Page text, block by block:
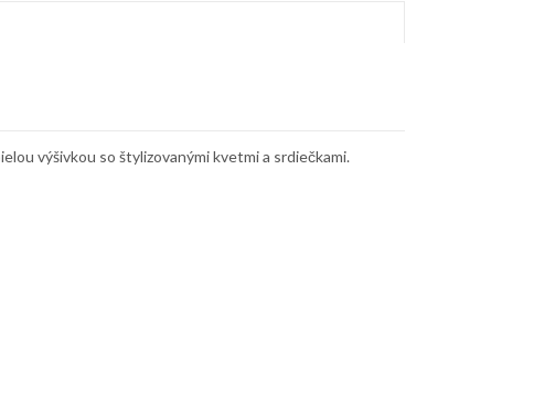
výšivkou so štylizovanými kvetmi a srdiečkami.